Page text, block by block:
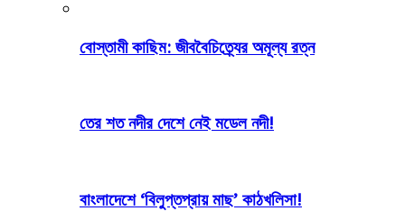
বোস্তামী কাছিম: জীববৈচিত্র্যের অমূল্য রত্ন
তের শত নদীর দেশে নেই মডেল নদী!
বাংলাদেশে ‘বিলুপ্তপ্রায় মাছ’ কাঠখলিসা!